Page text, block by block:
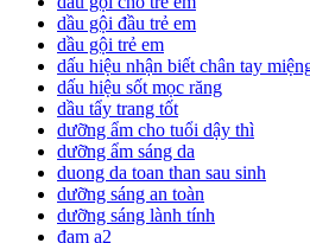
dầu gội đầu trẻ em
dầu gội trẻ em
dấu hiệu nhận biết chân tay
dấu hiệu sốt mọc răng
dầu tẩy trang tốt
dưỡng ẩm cho tuổi dậy thì
dưỡng ẩm sáng da
duong da toan than sau sinh
dưỡng sáng an toàn
dưỡng sáng lành tính
đạm a2